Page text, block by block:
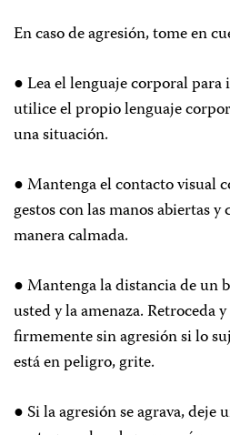
En caso de agresión, tome en
● Lea el lenguaje corporal
utilice el propio lenguaje
una situación.
● Mantenga el contacto visual
gestos con las manos abiertas
manera calmada.
● Mantenga la distancia de un
usted y la amenaza. Retroceda
firmemente sin agresión si lo
está en peligro, grite.
● Si la agresión se agrava, deje